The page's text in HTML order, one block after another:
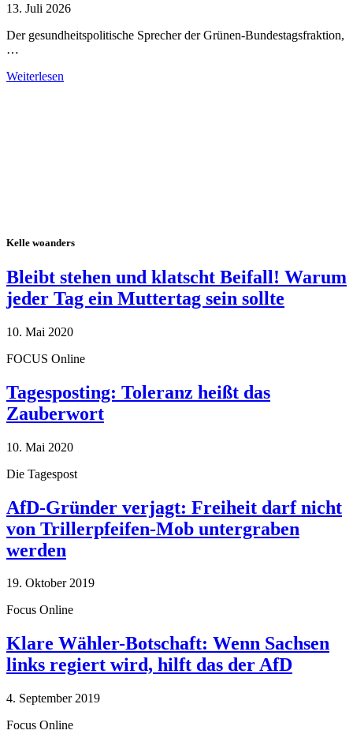
13. Juli 2026
Der gesundheitspolitische Sprecher der Grünen-Bundestagsfraktion,
…
Weiterlesen
Kelle woanders
Bleibt stehen und klatscht Beifall! Warum
jeder Tag ein Muttertag sein sollte
10. Mai 2020
FOCUS Online
Tagesposting: Toleranz heißt das
Zauberwort
10. Mai 2020
Die Tagespost
AfD-Gründer verjagt: Freiheit darf nicht
von Trillerpfeifen-Mob untergraben
werden
19. Oktober 2019
Focus Online
Klare Wähler-Botschaft: Wenn Sachsen
links regiert wird, hilft das der AfD
4. September 2019
Focus Online